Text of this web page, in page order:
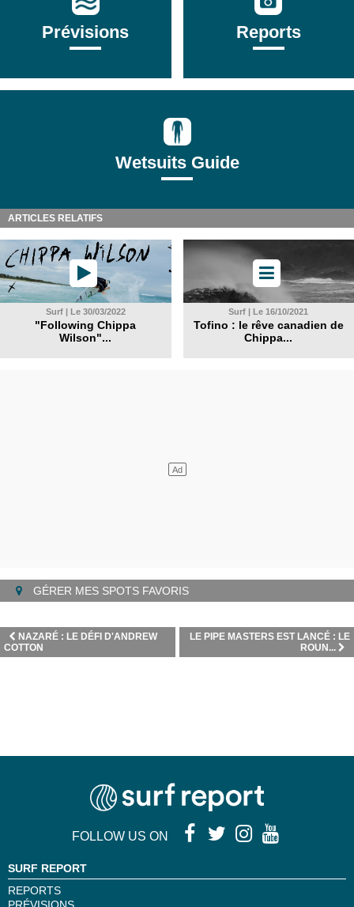
Prévisions Reports
Wetsuits Guide
ARTICLES RELATIFS
Surf | Le 30/03/2022
"Following Chippa
Wilson"...
Surf | Le 16/10/2021
Tofino : le rêve canadien de
Chippa...
GÉRER MES SPOTS FAVORIS
LE PIPE MASTERS EST LANCÉ : LE
ROUN...
NAZARÉ : LE DÉFI D'ANDREW
COTTON
FOLLOW US ON
SURF REPORT
REPORTS